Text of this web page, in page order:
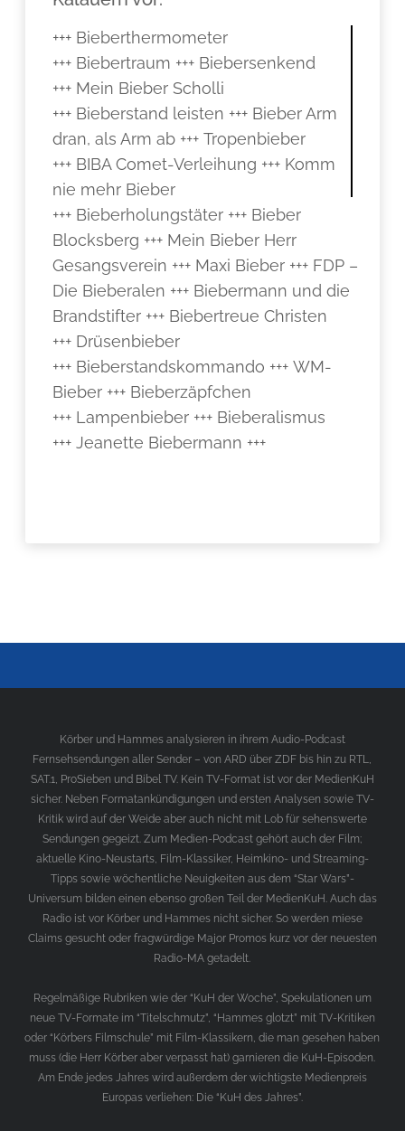
+++ Bieberthermometer
+++ Biebertraum +++ Biebersenkend
+++ Mein Bieber Scholli
+++ Bieberstand leisten +++ Bieber Arm
dran, als Arm ab +++ Tropenbieber
+++ BIBA Comet-Verleihung +++ Komm
nie mehr Bieber
+++ Bieberholungstäter +++ Bieber
Blocksberg +++ Mein Bieber Herr
Gesangsverein +++ Maxi Bieber +++ FDP –
Die Bieberalen +++ Biebermann und die
Brandstifter +++ Biebertreue Christen
+++ Drüsenbieber
+++ Bieberstandskommando +++ WM-
Bieber +++ Bieberzäpfchen
+++ Lampenbieber +++ Bieberalismus
+++ Jeanette Biebermann +++
Körber und Hammes analysieren in ihrem Audio-Podcast
Fernsehsendungen aller Sender – von ARD über ZDF bis hin zu RTL,
SAT.1, ProSieben und Bibel TV. Kein TV-Format ist vor der MedienKuH
sicher. Neben Formatankündigungen und ersten Analysen sowie TV-
Kritik wird auf der Weide aber auch nicht mit Lob für sehenswerte
Sendungen gegeizt. Zum Medien-Podcast gehört auch der Film;
aktuelle Kino-Neustarts, Film-Klassiker, Heimkino- und Streaming-
Tipps sowie wöchentliche Neuigkeiten aus dem “Star Wars”-
Universum bilden einen ebenso großen Teil der MedienKuH. Auch das
Radio ist vor Körber und Hammes nicht sicher. So werden miese
Claims gesucht oder fragwürdige Major Promos kurz vor der neuesten
Radio-MA getadelt.
Regelmäßige Rubriken wie der “KuH der Woche”, Spekulationen um
neue TV-Formate im “Titelschmutz”, “Hammes glotzt” mit TV-Kritiken
oder “Körbers Filmschule” mit Film-Klassikern, die man gesehen haben
muss (die Herr Körber aber verpasst hat) garnieren die KuH-Episoden.
Am Ende jedes Jahres wird außerdem der wichtigste Medienpreis
Europas verliehen: Die “KuH des Jahres”.